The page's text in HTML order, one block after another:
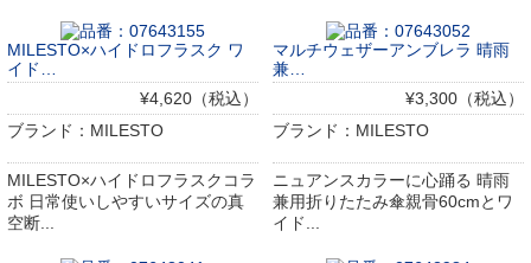
MILESTO×ハイドロフラスク ワ
イド…
¥4,620（税込）
ブランド：MILESTO
MILESTO×ハイドロフラスクコラ
ボ 日常使いしやすいサイズの真
空断...
マルチウェザーアンブレラ 晴雨
兼…
¥3,300（税込）
ブランド：MILESTO
ニュアンスカラーに心踊る 晴雨
兼用折りたたみ傘親骨60cmとワ
イド...